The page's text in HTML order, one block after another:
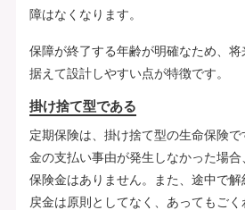
障はなくなります。
保障が終了する年齢が明確なため、
据えて設計しやすい点が特徴です。
掛け捨て型である
定期保険は、掛け捨て型の生命保険
金の支払い事由が発生しなかった場
保険金はありません。また、途中で
戻金は原則としてなく、あってもごく